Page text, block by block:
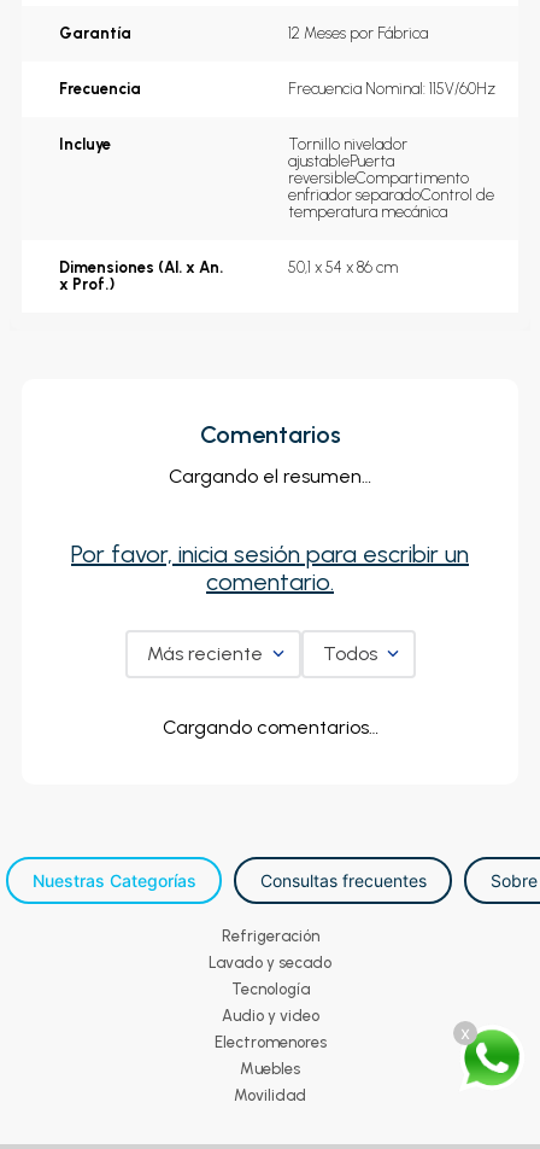
x
Garantía 12 Meses por Fábrica
Frecuencia Frecuencia Nominal: 115V/60Hz
Incluye
Tornillo nivelador
ajustablePuerta
reversibleCompartimento
enfriador separadoControl de
temperatura mecánica
Dimensiones (Al. x An.
x Prof.)
50,1 x 54 x 86 cm
Comentarios
Cargando el resumen…
Por favor, inicia sesión para escribir un
comentario.
Más reciente Todos
Cargando comentarios…
Nuestras Categorías Consultas frecuentes
Refrigeración
Lavado y secado
Tecnología
Audio y video
Electromenores
Muebles
Movilidad